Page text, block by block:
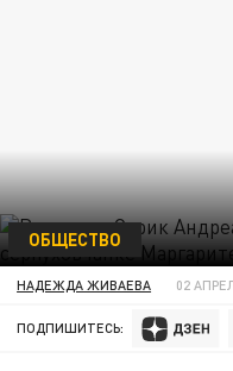
ОБЩЕСТВО
НАДЕЖДА ЖИВАЕВА 02
ПОДПИШИТЕСЬ: